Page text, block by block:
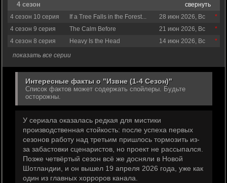
4 сезон
свернуть
4 сезон 10 серия
If a Tree Falls in the Forest...
28 июн 2026, Вс
4 сезон 9 серия
The Calm Before
21 июн 2026, Вс
4 сезон 8 серия
Heavy Is the Head
14 июн 2026, Вс
показать все серии
Интересные факты о "Извне (1-4 Сезон)"
Список фактов может содержать спойлеры. Будьте
осторожны.
У сериала оказалась редкая для мистики
производственная стойкость: после успеха первых
сезонов работу над третьим пришлось тормозить из-
за забастовки сценаристов, но проект не рассыпался.
Позже четвёртый сезон всё же досняли в Новой
Шотландии, и он вышел 19 апреля 2026 года, уже как
один из главных хорроров канала.